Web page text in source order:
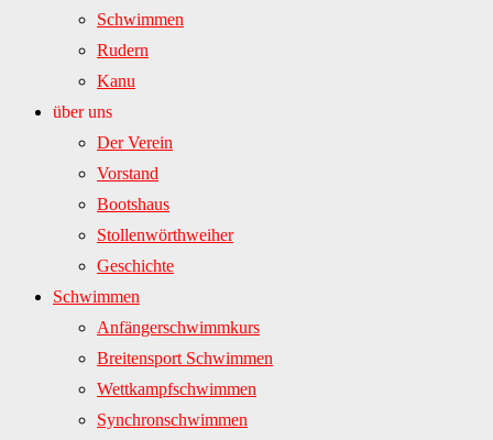
Schwimmen
Rudern
Kanu
über uns
Der Verein
Vorstand
Bootshaus
Stollenwörthweiher
Geschichte
Schwimmen
Anfängerschwimmkurs
Breitensport Schwimmen
Wettkampfschwimmen
Synchronschwimmen